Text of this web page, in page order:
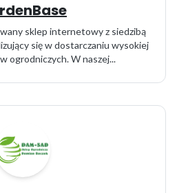
sklep internetowy z siedzibą
się w dostarczaniu wysokiej
ogrodniczych. W naszej...